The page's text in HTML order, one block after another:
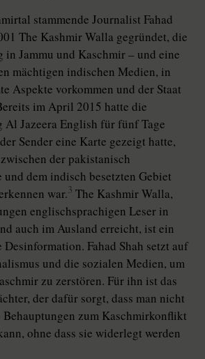
stammende Journalist Fahad
The Kashmir Walla gegründet, die
in Jammu und Kaschmir – und eine
mächtigen indischen Me­dien, in
Aspekte vorkommen und der Staat
im April 2015 hatte die
Al Jazeera English für fünf Tage
Sender eine Karte gezeigt hatte,
der pakistanisch
dem indisch besetzten Gebiet
war.3 The Kashmir Walla,
englischsprachigen Leser in
auch im Ausland erreicht, ist ein
Fahad Shah setzt auf
und die sozialen Medien, um
zu zerstören. Für ihn ist das
der dafür sorgt, dass man nicht
zum Kaschmirkonflikt
ohne dass sie widerlegt werden